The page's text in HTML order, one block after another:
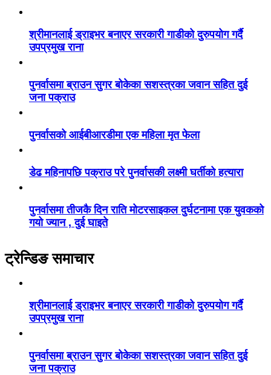
श्रीमानलाई ड्राइभर बनाएर सरकारी गाडीको दुरुपयोग गर्दै
उपप्रमुख राना
पुनर्वासमा ब्राउन सुगर बोकेका सशस्त्रका जवान सहित दुई
जना पक्राउ
पुनर्वासको आईबीआरडीमा एक महिला मृत फेला
डेढ महिनापछि पक्राउ परे पुनर्वासकी लक्ष्मी घर्तीको हत्यारा
पुनर्वासमा तीजकै दिन राति मोटरसाइकल दुर्घटनामा एक युवकको
गयो ज्यान , दुई घाइते
ट्रेन्डिङ समाचार
श्रीमानलाई ड्राइभर बनाएर सरकारी गाडीको दुरुपयोग गर्दै
उपप्रमुख राना
पुनर्वासमा ब्राउन सुगर बोकेका सशस्त्रका जवान सहित दुई
जना पक्राउ